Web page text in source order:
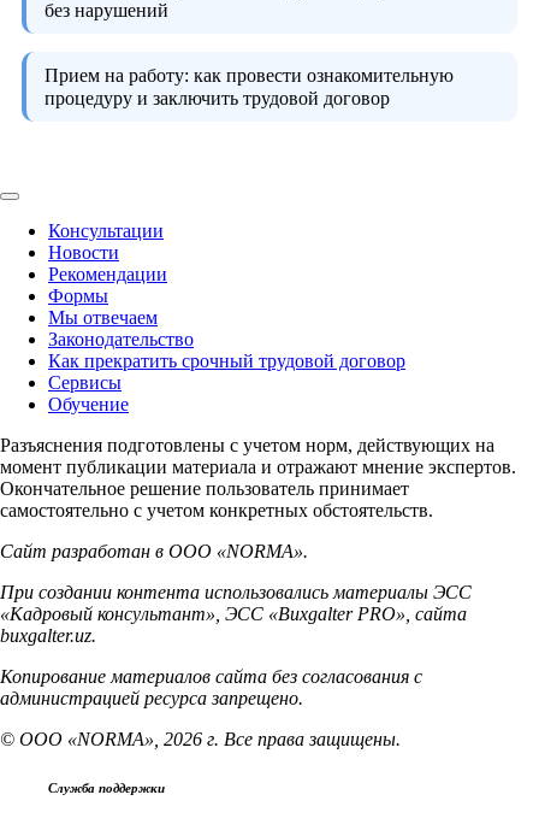
без нарушений
Прием на работу: как провести ознакомительную
процедуру и заключить трудовой договор
Консультации
Новости
Рекомендации
Формы
Мы отвечаем
Законодательство
Как прекратить срочный трудовой договор
Сервисы
Обучение
Разъяснения подготовлены с учетом норм, действующих на
момент публикации материала и отражают мнение экспертов.
Окончательное решение пользователь принимает
самостоятельно с учетом конкретных обстоятельств.
Сайт разработан в ООО «NORMA».
При создании контента использовались материалы ЭСС
«Кадровый консультант», ЭСС «Buxgalter PRO», сайта
buxgalter.uz.
Копирование материалов сайта без согласования с
администрацией ресурса запрещено.
© ООО «NORMA», 2026 г. Все права защищены.
Служба поддержки